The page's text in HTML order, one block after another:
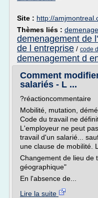
Site : http://
Thèmes liés :
demenagement de
de l entreprise / code
demenagement d
Comment
salariés - L ...
?réactioncommentaire
Mobilité, mutation,
Code du travail ne
L'employeur ne peut
travail d'un salarié...
une clause de mobilité.
Changement de lieu de
géographique"
En l'absence de...
Lire la suite